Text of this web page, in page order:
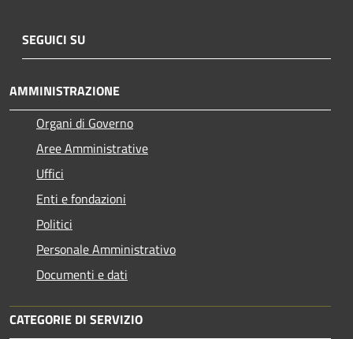
SEGUICI SU
AMMINISTRAZIONE
Organi di Governo
Aree Amministrative
Uffici
Enti e fondazioni
Politici
Personale Amministrativo
Documenti e dati
CATEGORIE DI SERVIZIO